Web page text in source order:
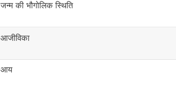
जन्म की भौगोलिक स्थिति
आजीविका
आय